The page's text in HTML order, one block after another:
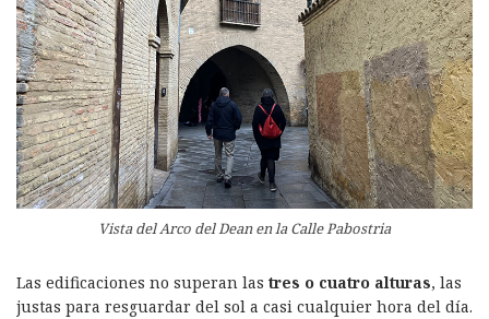
Vista del Arco del Dean en la Calle Pabostria
Las edificaciones no superan las tres o cuatro alturas, las
justas para resguardar del sol a casi cualquier hora del día.